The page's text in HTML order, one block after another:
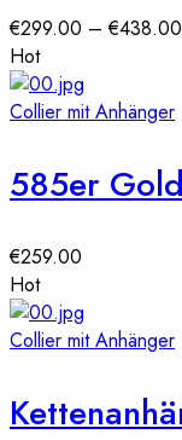
€299.00 –€438.00
Hot
Collier mit Anhänger
€259.00
Hot
Collier mit Anhänger